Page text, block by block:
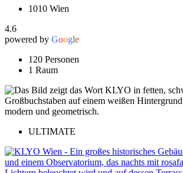
1010 Wien
4.6
powered by Google
120 Personen
1 Raum
ULTIMATE